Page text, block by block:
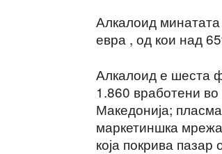
Алкалоид
евра , од кои над
Алкалоид е шеста
1.860 вработени
Македонија;
маркетиншка
која покрива